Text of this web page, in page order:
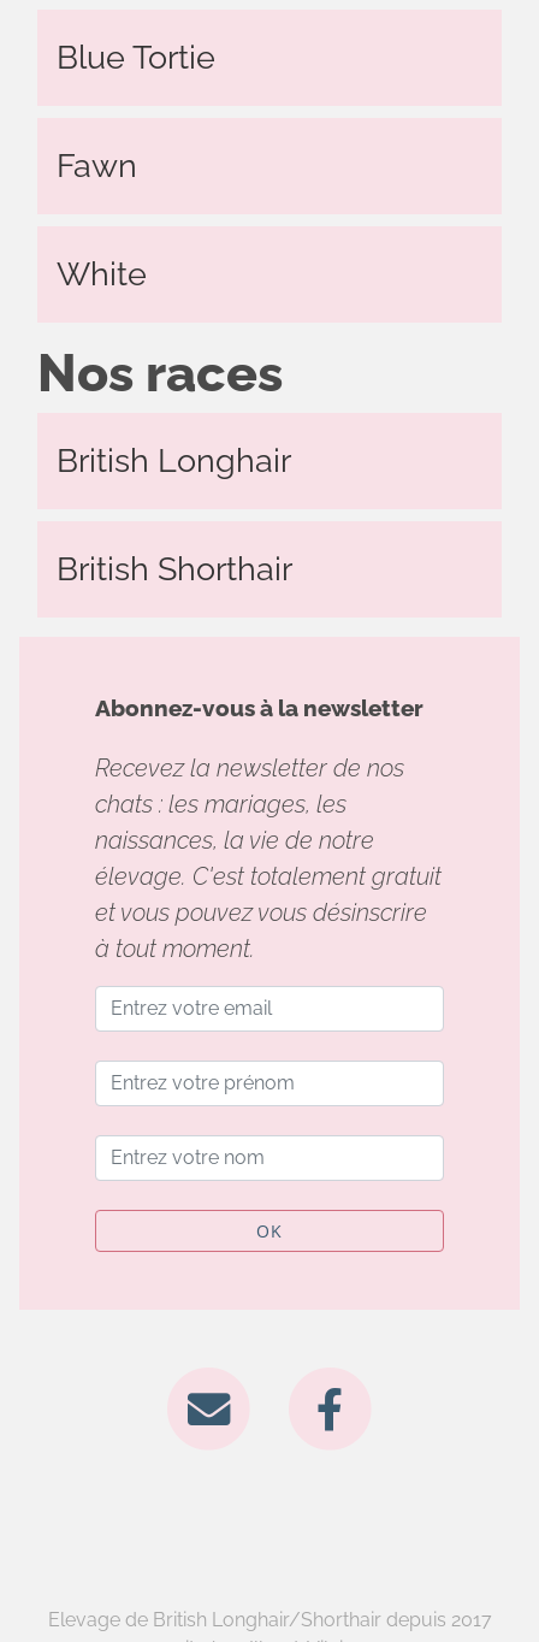
Blue Tortie
Fawn
White
Nos races
British Longhair
British Shorthair
Abonnez-vous à la newsletter
Recevez la newsletter de nos
chats : les mariages, les
naissances, la vie de notre
élevage. C'est totalement gratuit
et vous pouvez vous désinscrire
à tout moment.
OK
Elevage de British Longhair/Shorthair depuis 2017